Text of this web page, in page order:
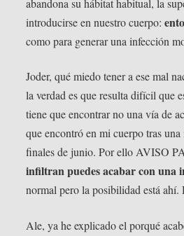
introducirse en nuestro cuerpo:
como para generar una infección
Joder, qué miedo tener a ese mal
la verdad es que resulta difícil que
tiene que encontrar no una vía de
que encontró en mi cuerpo tras
finales de junio. Por ello AVISO
infiltran puedes acabar con una
normal pero la posibilidad está
Ale, ya he explicado el porqué